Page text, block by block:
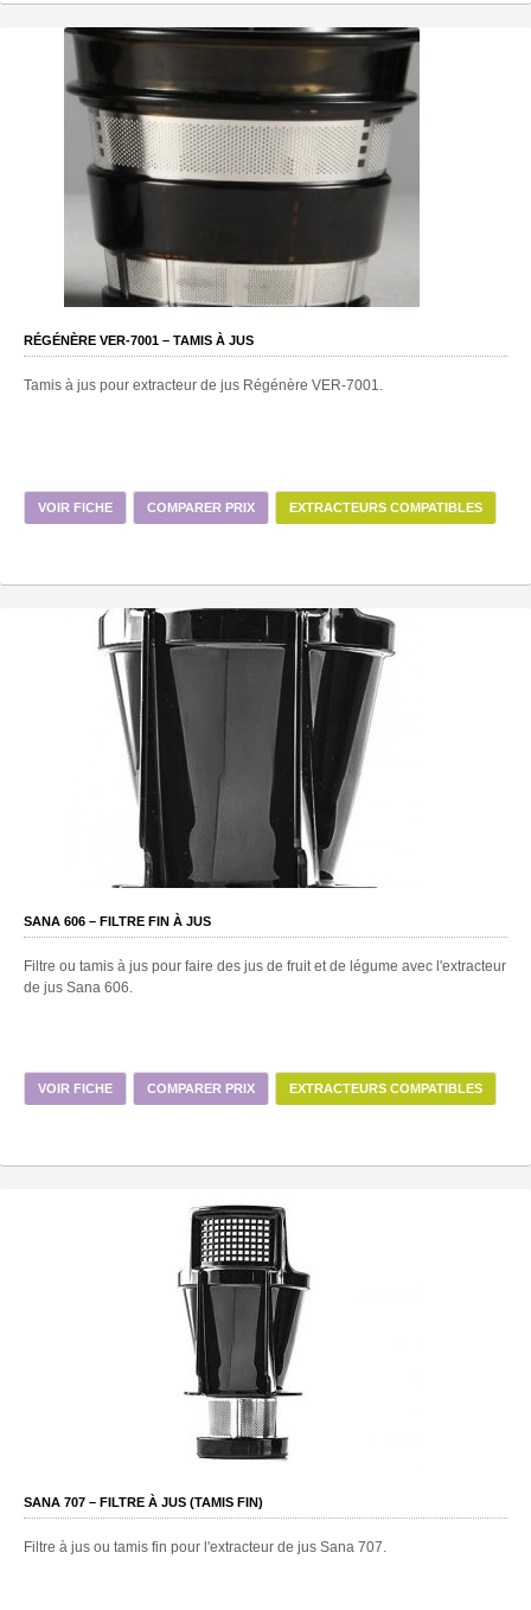
RÉGÉNÈRE VER-7001 – TAMIS À JUS
Tamis à jus pour extracteur de jus Régénère VER-7001.
VOIR FICHE COMPARER PRIX EXTRACTEURS COMPATIBLES
SANA 606 – FILTRE FIN À JUS
Filtre ou tamis à jus pour faire des jus de fruit et de légume avec l'extracteur
de jus Sana 606.
VOIR FICHE COMPARER PRIX EXTRACTEURS COMPATIBLES
SANA 707 – FILTRE À JUS (TAMIS FIN)
Filtre à jus ou tamis fin pour l'extracteur de jus Sana 707.